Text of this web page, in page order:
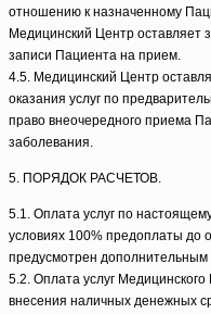
отношению к назначенному
Медицинский Центр оставляет
записи Пациента на прием.
4.5. Медицинский Центр
оказания услуг по
право внеочередного приема
заболевания.
5. ПОРЯДОК РАСЧЕТОВ.
5.1. Оплата услуг по
условиях 100% предоплаты до
предусмотрен
5.2. Оплата услуг
внесения наличных денежных